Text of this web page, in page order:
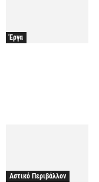
Έργα
Αστικό Περιβάλλον